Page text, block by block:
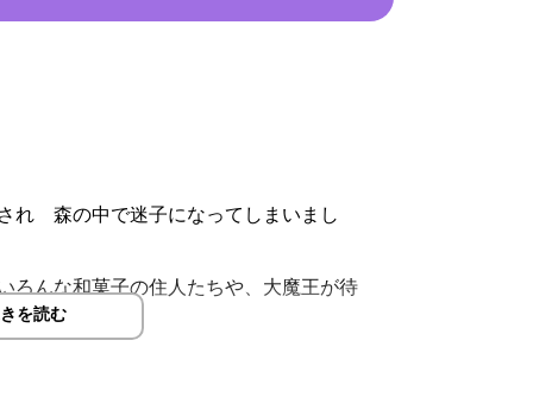
れ 森の中で迷子になってしまいまし
ろんな和菓子の住人たちや、大魔王が待
を読む